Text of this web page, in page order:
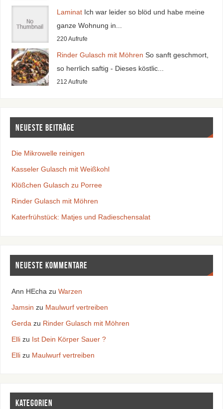
Laminat Ich war leider so blöd und habe meine
ganze Wohnung in...
220 Aufrufe
Rinder Gulasch mit Möhren So sanft geschmort,
so herrlich saftig - Dieses köstlic...
212 Aufrufe
Neueste Beiträge
Die Mikrowelle reinigen
Kasseler Gulasch mit Weißkohl
Klößchen Gulasch zu Porree
Rinder Gulasch mit Möhren
Katerfrühstück: Matjes und Radieschensalat
Neueste Kommentare
Ann HEcha zu Warzen
Jamsin zu Maulwurf vertreiben
Gerda zu Rinder Gulasch mit Möhren
Ellizu Ist Dein Körper Sauer ?
Ellizu Maulwurf vertreiben
Kategorien